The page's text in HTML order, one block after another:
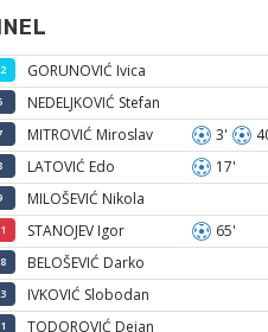
GORUNOVIĆ Ivica
NEDELJKOVIĆ Stefan
MITROVIĆ Miroslav 3'
LATOVIĆ Edo 17'
MILOŠEVIĆ Nikola
STANOJEV Igor 65'
BELOŠEVIĆ Darko
IVKOVIĆ Slobodan
TODOROVIĆ Dejan